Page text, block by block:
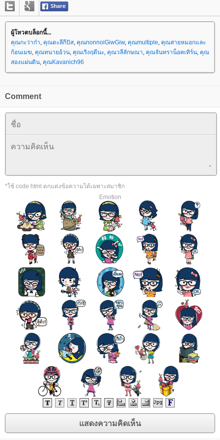
ผู้โหวตบล็อกนี้...
คุณกะว่าก๋า, คุณตะลีกีปัส, คุณnonnoiGiwGiw, คุณmultiple, คุณสายหมอกและ
ก้อนเมฆ, คุณทนายอ้วน, คุณเริงฤดีนะ, คุณวลีลักษณา, คุณจันทราน็อคเทิร์น, คุณ
สองแผ่นดิน, คุณKavanich96
Comment
*ใช้ code html ตกแต่งข้อความได้เฉพาะสมาชิก
Emotion